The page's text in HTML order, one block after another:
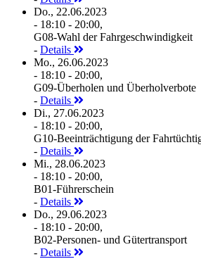
Do., 22.06.2023
- 18:10 - 20:00,
G08-Wahl der Fahrgeschwindigkeit
- Details
Mo., 26.06.2023
- 18:10 - 20:00,
G09-Überholen und Überholverbote
- Details
Di., 27.06.2023
- 18:10 - 20:00,
G10-Beeinträchtigung der
- Details
Mi., 28.06.2023
- 18:10 - 20:00,
B01-Führerschein
- Details
Do., 29.06.2023
- 18:10 - 20:00,
B02-Personen- und Gütertransport
- Details